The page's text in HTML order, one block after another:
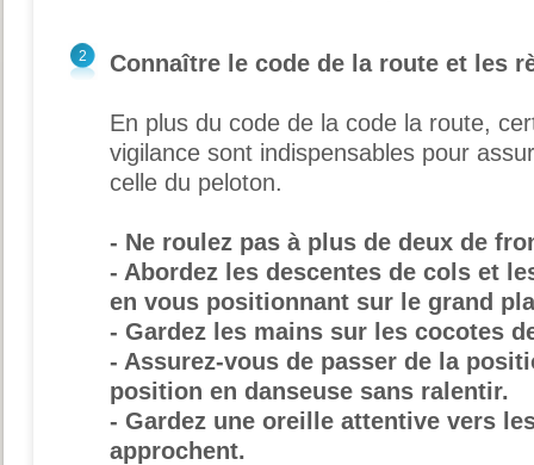
2 Connaître le code de la route et les
En plus du code de la code la route,
vigilance sont indispensables pour
celle du peloton.
- Ne roulez pas à plus de deux de
- Abordez les descentes de cols et
en vous positionnant sur le grand
- Gardez les mains sur les cocotes
- Assurez-vous de passer de la
position en danseuse sans ralentir.
- Gardez une oreille attentive vers
approchent.